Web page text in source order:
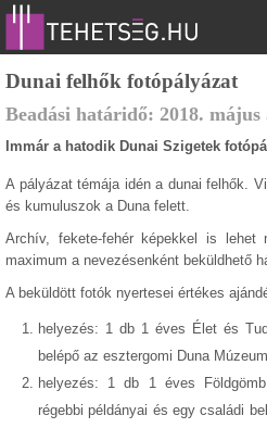
Dunai felhők fotópályázat
Beadási határidő: 2018. május
Immár a hatodik Dunai Szigetek
A pályázat témája idén a dunai felhők.
és kumuluszok a Duna felett.
Archív, fekete-fehér képekkel is
maximum a nevezésenként beküldhető
A beküldött fotók nyertesei értékes
helyezés: 1 db 1 éves Élet és
belépő az esztergomi Duna
helyezés: 1 db 1 éves
régebbi példányai és egy családi